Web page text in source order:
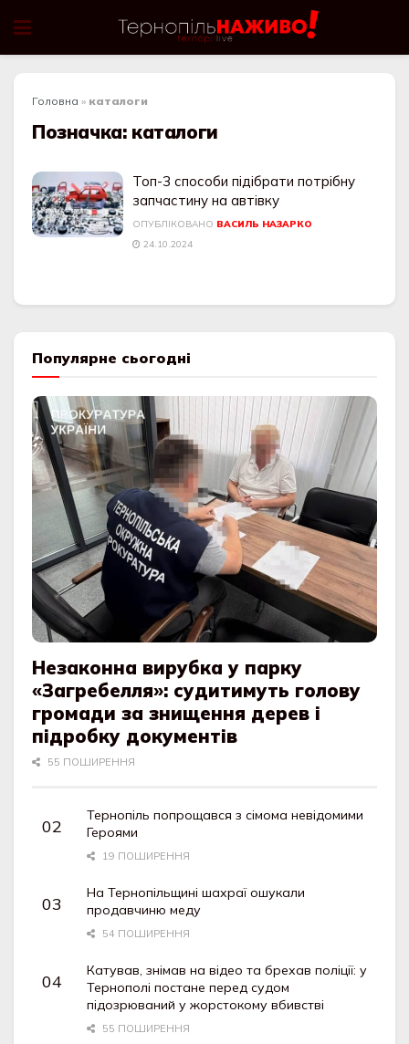
Головна » каталоги
Позначка: каталоги
Топ-3 способи підібрати потрібну
запчастину на автівку
ОПУБЛІКОВАНО ВАСИЛЬ НАЗАРКО
24.10.2024
Популярне сьогодні
Незаконна вирубка у парку
«Загребелля»: судитимуть голову
громади за знищення дерев і
підробку документів
55 ПОШИРЕННЯ
Тернопіль попрощався з сімома невідомими
Героями
19 ПОШИРЕННЯ
На Тернопільщині шахраї ошукали
продавчиню меду
54 ПОШИРЕННЯ
Катував, знімав на відео та брехав поліції: у
Тернополі постане перед судом
підозрюваний у жорстокому вбивстві
55 ПОШИРЕННЯ